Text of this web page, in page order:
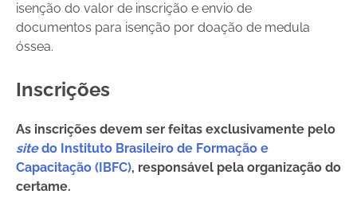
isenção do valor de inscrição e envio de
documentos para isenção por doação de medula
óssea.
Inscrições
As inscrições devem ser feitas exclusivamente pelo
sitedo Instituto Brasileiro de Formação e
Capacitação (IBFC), responsável pela organização do
certame.